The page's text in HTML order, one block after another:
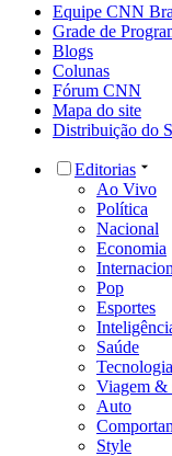
Equipe CNN
Grade de
Blogs
Colunas
Fórum CNN
Mapa do site
Distribuição do
Editorias
Ao Vivo
Política
Nacional
Economia
Pop
Esportes
Saúde
Tecnologia
Viagem &
Auto
Style